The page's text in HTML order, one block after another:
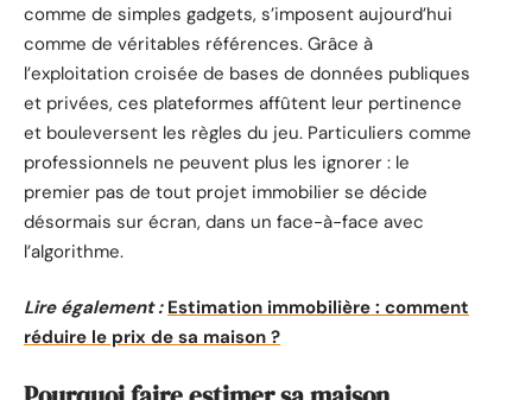
comme de simples gadgets, s’imposent aujourd’hui
comme de véritables références. Grâce à
l’exploitation croisée de bases de données publiques
et privées, ces plateformes affûtent leur pertinence
et bouleversent les règles du jeu. Particuliers comme
professionnels ne peuvent plus les ignorer : le
premier pas de tout projet immobilier se décide
désormais sur écran, dans un face-à-face avec
l’algorithme.
Lire également : Estimation immobilière : comment
réduire le prix de sa maison ?